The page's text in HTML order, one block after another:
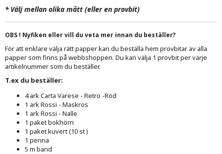
* Välj mellan olika mått (eller en provbit)
OBS ! Nyfiken eller vill du veta mer innan du beställer?
För att enklare välja rätt papper kan du beställa hem provbitar av alla
papper som finns på webbshoppen. Du kan välja 1 provbit per varje
artikelnummer som du beställer.
T.ex du beställer:
4 ark Carta Varese - Retro -Röd
1 ark Rossi - Maskros
1 ark Rossi - Nalle
1 paket bokhörn
1 paket kuvert (10 st )
1 penna
5 m band